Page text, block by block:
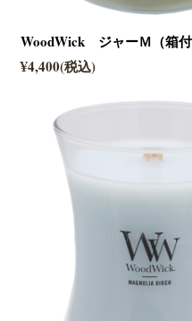
WoodWick ジャーＭ（箱付
¥4,400(税込)